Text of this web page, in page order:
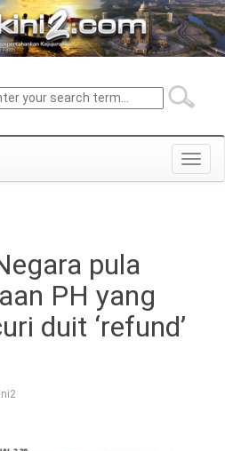
pula
PH yang
duit ‘refund’